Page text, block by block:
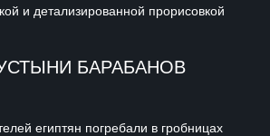
и детализированной прорисовкой
БАРАБАНОВ
египтян погребали в гробницах